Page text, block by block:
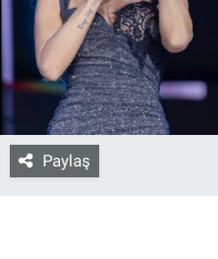
Paylaş
İletişim/Künye
Yaşam
Gözden Kaçmasın